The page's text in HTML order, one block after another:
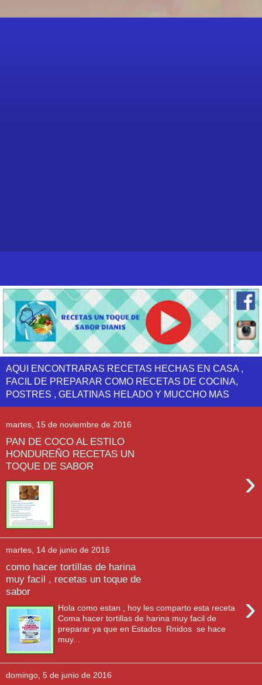
AQUI ENCONTRARAS RECETAS HECHAS EN CASA ,
FACIL DE PREPARAR COMO RECETAS DE COCINA,
POSTRES , GELATINAS HELADO Y MUCCHO MAS
martes, 15 de noviembre de 2016
PAN DE COCO AL ESTILO
HONDUREÑO RECETAS UN
TOQUE DE SABOR
›
martes, 14 de junio de 2016
como hacer tortillas de harina
muy facil , recetas un toque de
sabor
›
Hola como estan , hoy les comparto esta receta
Coma hacer tortillas de harina muy facil de
preparar ya que en Estados Rnidos se hace
muy...
domingo, 5 de junio de 2016